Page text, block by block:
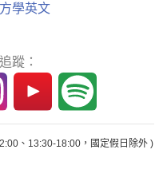
學英文
蹤：
、13:30-18:00，國定假日除外 )